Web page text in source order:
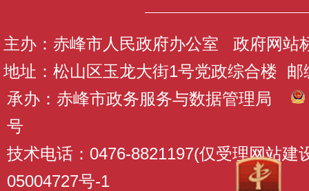
主办：赤峰市人民政府办公室 政府网站
地址：松山区玉龙大街1号党政综合楼 邮
承办：赤峰市政务服务与数据管理局
号
技术电话：0476-8821197(仅受理网站建
05004727号-1